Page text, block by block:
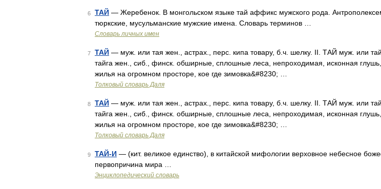
6 ТАЙ — Жеребенок. В монгольском языке тай аффикс мужского рода.
тюркские, мусульманские мужские имена. Словарь терминов …
Словарь личных имен
7 ТАЙ — муж. или тая жен., астрах., перс. кипа товару, б.ч. шелку. II. ТАЙ муж. или
тайга жен., сиб., финск. обширные, сплошные леса, непроходимая, исконная глушь,
жилья на огромном просторе, кое где зимовка&#8230; …
Толковый словарь Даля
8 ТАЙ — муж. или тая жен., астрах., перс. кипа товару, б.ч. шелку. II. ТАЙ муж. или
тайга жен., сиб., финск. обширные, сплошные леса, непроходимая, исконная глушь,
жилья на огромном просторе, кое где зимовка&#8230; …
Толковый словарь Даля
9 ТАЙ-И — (кит. великое единство), в китайской мифологии верховное небесное
первопричина мира …
Энциклопедический словарь